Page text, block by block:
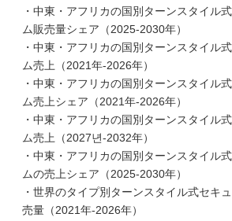
・中東・アフリカの国別ターンスタイル
ム販売量シェア（2025-2030年）
・中東・アフリカの国別ターンスタイル
ム売上（2021年-2026年）
・中東・アフリカの国別ターンスタイル
ム売上シェア（2021年-2026年）
・中東・アフリカの国別ターンスタイル
ム売上（2027년-2032年）
・中東・アフリカの国別ターンスタイル
ムの売上シェア（2025-2030年）
・世界のタイプ別ターンスタイル式セキ
売量（2021年-2026年）